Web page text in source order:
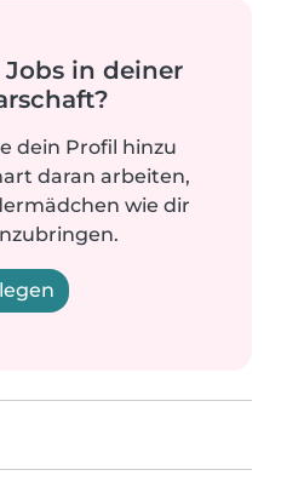
in deiner
dein Profil hinzu
daran arbeiten,
wie dir